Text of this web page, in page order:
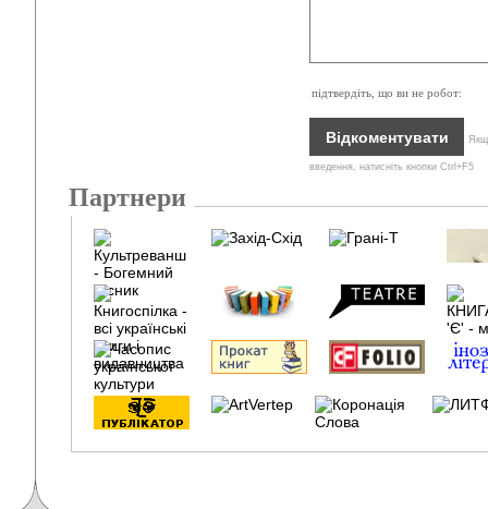
підтвердіть, що ви не робот:
введення, натисніть кнопки Ctrl+F5
Партнери